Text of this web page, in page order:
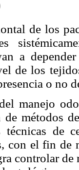
de los
a
de los
o no
manejo
de métodos
técnicas de
con el fin de
controlar de